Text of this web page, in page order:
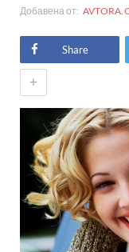
Добавена от:
Share
+